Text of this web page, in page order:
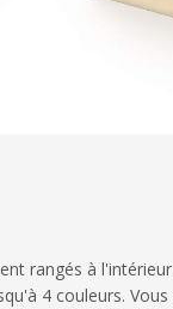
rangés à
4 couleurs.